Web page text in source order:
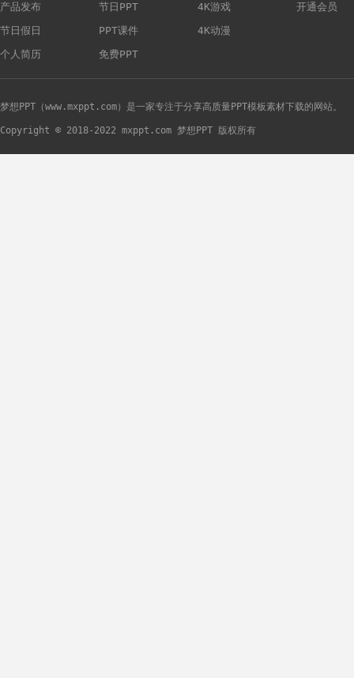
产品发布
节日假日
个人简历
节日PPT
PPT课件
免费PPT
4K游戏
4K动漫
开通会员
梦想PPT（www.mxppt.com）是一家专注于分享高质量PPT模板素材下载的网站。
Copyright © 2018-2022 mxppt.com 梦想PPT 版权所有